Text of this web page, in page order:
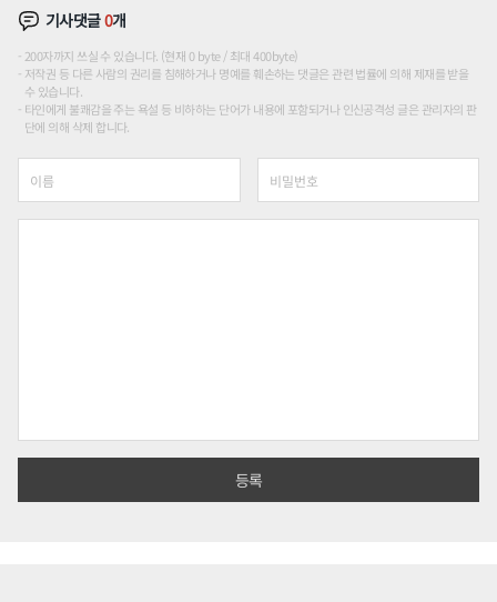
기사댓글0개
200자까지 쓰실 수 있습니다. (현재 0 byte / 최대 400byte)
저작권 등 다른 사람의 권리를 침해하거나 명예를 훼손하는 댓글은 관련 법률에 의해 제재를 받을
수 있습니다.
타인에게 불쾌감을 주는 욕설 등 비하하는 단어가 내용에 포함되거나 인신공격성 글은 관리자의 판
단에 의해 삭제 합니다.